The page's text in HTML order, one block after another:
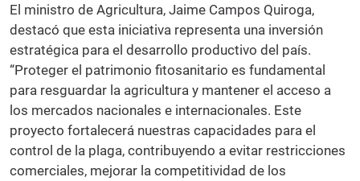
El ministro de Agricultura, Jaime Campos Quiroga,
destacó que esta iniciativa representa una inversión
estratégica para el desarrollo productivo del país.
“Proteger el patrimonio fitosanitario es fundamental
para resguardar la agricultura y mantener el acceso a
los mercados nacionales e internacionales. Este
proyecto fortalecerá nuestras capacidades para el
control de la plaga, contribuyendo a evitar restricciones
comerciales, mejorar la competitividad de los